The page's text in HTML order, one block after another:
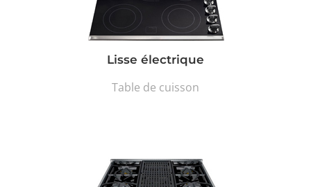
Lisse électrique
Table de cuisson